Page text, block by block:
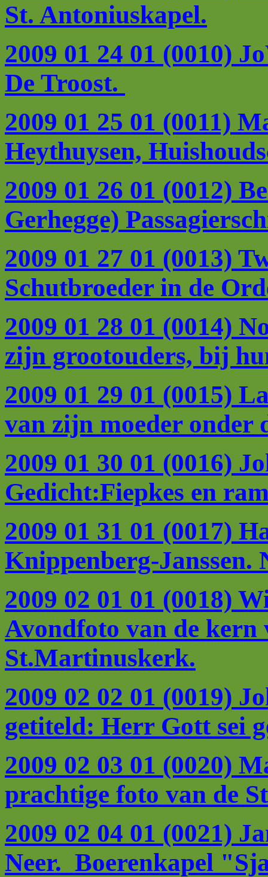
St. Antoniuskapel.
2009 01 24 01 (0010)
De Troost.
2009 01 25 01 (0011)
Heythuysen,
2009 01 26 01 (0012)
Gerhegge)
2009 01 27 01 (0013)
Schutbroeder in de
2009 01 28 01 (0014)
zijn grootouders, bij
2009 01 29 01 (0015)
van zijn moeder onder
2009 01 30 01 (0016)
Gedicht:Fiepkes en
2009 01 31 01 (0017)
Knippenberg-Janssen.
2009 02 01 01 (0018)
Avondfoto van de kern
St.Martinuskerk.
2009 02 02 01 (0019)
getiteld: Herr Gott sei
2009 02 03 01 (0020)
prachtige foto van de
2009 02 04 01 (0021)
Neer. Boerenkapel